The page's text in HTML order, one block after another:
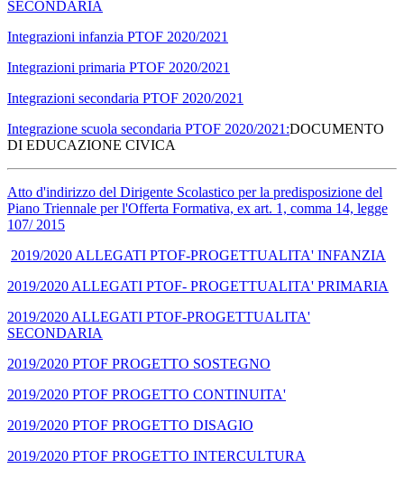
SECONDARIA
Integrazioni infanzia PTOF 2020/2021
Integrazioni primaria PTOF 2020/2021
Integrazioni secondaria PTOF 2020/2021
Integrazione scuola secondaria PTOF 2020/2021:DOCUMENTO
DI EDUCAZIONE CIVICA
Atto d'indirizzo del Dirigente Scolastico per la predisposizione del
Piano Triennale per l'Offerta Formativa, ex art. 1, comma 14, legge
107/ 2015
2019/2020 ALLEGATI PTOF-PROGETTUALITA' INFANZIA
2019/2020 ALLEGATI PTOF- PROGETTUALITA' PRIMARIA
2019/2020 ALLEGATI PTOF-PROGETTUALITA'
SECONDARIA
2019/2020 PTOF PROGETTO SOSTEGNO
2019/2020 PTOF PROGETTO CONTINUITA'
2019/2020 PTOF PROGETTO DISAGIO
2019/2020 PTOF PROGETTO INTERCULTURA